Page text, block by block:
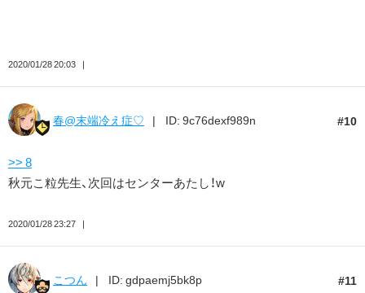
2020/01/28 20:03
10
春@末端冷え症♡ ID: 9c76dexf989n
>> 8
秋元こ粒先生、次回はセンターあたし！w
2020/01/28 23:27
11
こつん ID: gdpaemj5bk8p